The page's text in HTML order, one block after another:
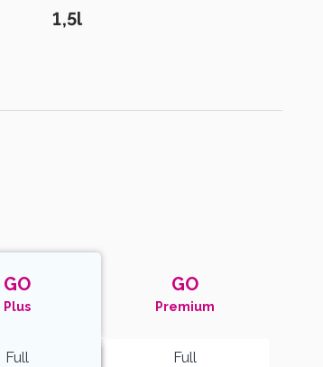
1,5l
GO
Plus
GO
Premium
Full Full